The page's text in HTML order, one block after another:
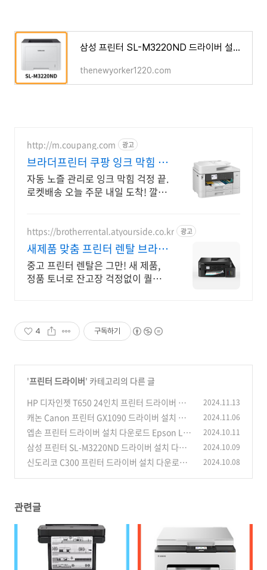
삼성 프린터 SL-M3220ND 드라이버 설치 다운로드
thenewyorker1220.com
http://m.coupang.com 광고
브라더프린터 쿠팡 잉크 막힘 자
동 관리
자동 노즐 관리로 잉크 막힘 걱정 끝.
로켓배송 오늘 주문 내일 도착! 깔끔
https://brotherrental.atyourside.co.kr 광고
새제품 맞춤 프린터 렌탈 브라더
복합기 렌탈
중고 프린터 렌탈은 그만! 새 제품,
정품 토너로 잔고장 걱정없이 퀄리
4 구독하기
'프린터 드라이버' 카테고리의 다른 글
HP 디자인젯 T650 24인치 프린터 드라이버 설
치 다운로드
(2)
2024.11.13
캐논 Canon 프린터 GX1090 드라이버 설치 다
운로드 (1)
2024.11.06
엡손 프린터 드라이버 설치 다운로드 Epson L32
60 (1)
2024.10.11
삼성 프린터 SL-M3220ND 드라이버 설치 다운
로드
(11)
2024.10.09
신도리코 C300 프린터 드라이버 설치 다운로드 2024.10.08
관련글